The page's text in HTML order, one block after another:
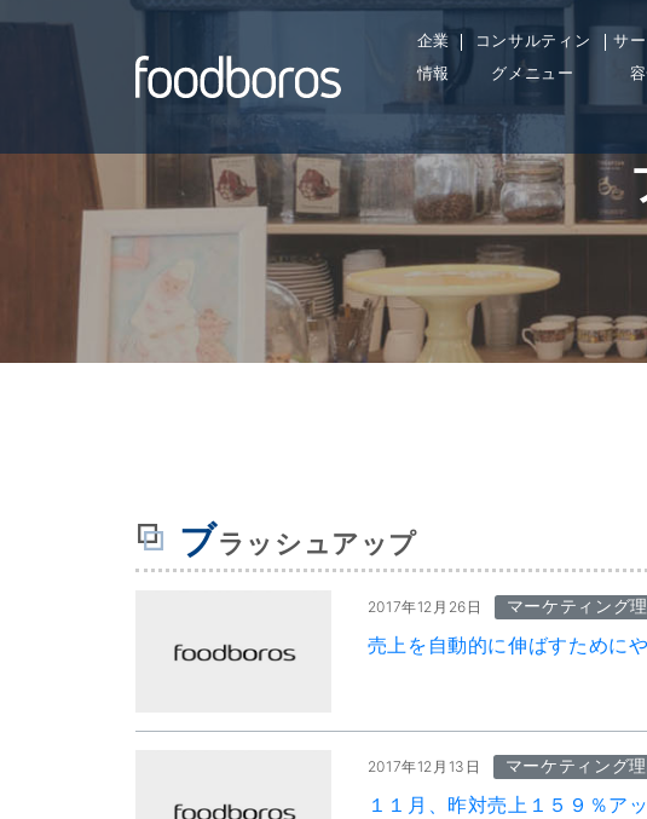
企業
情報
コンサルティン
グメニュー
サ
ブラッシュアップ
2017年12月26日 マーケティング
売上を自動的に伸ばすために
2017年12月13日 マーケティング
１１月、昨対売上１５９％ア